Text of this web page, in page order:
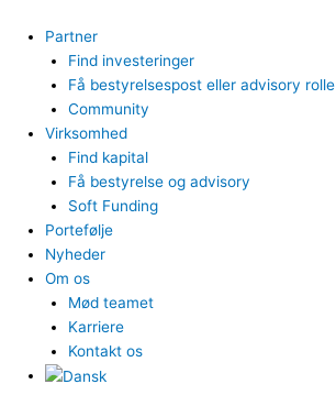
indholdet
Partner
Find investeringer
Få bestyrelsespost eller advisory rolle
Community
Virksomhed
Find kapital
Få bestyrelse og advisory
Soft Funding
Portefølje
Nyheder
Om os
Mød teamet
Karriere
Kontakt os